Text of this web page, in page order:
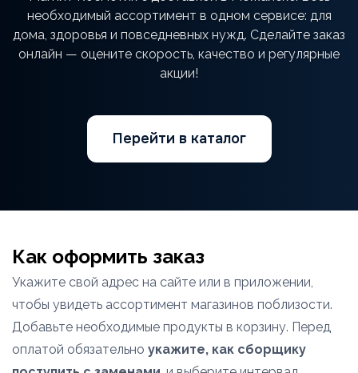
необходимый ассортимент в одном сервисе: для
дома, здоровья и повседневных нужд. Сделайте заказ
онлайн — оцените скорость, качество и регулярные
акции!
Перейти в каталог
Как оформить заказ
Укажите свой адрес на сайте или в приложении,
чтобы увидеть ассортимент магазинов поблизости.
Добавьте необходимые продукты в корзину. Перед
оплатой обязательно укажите, как сборщику